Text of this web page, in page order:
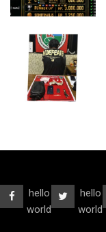
hello
world
hello
world